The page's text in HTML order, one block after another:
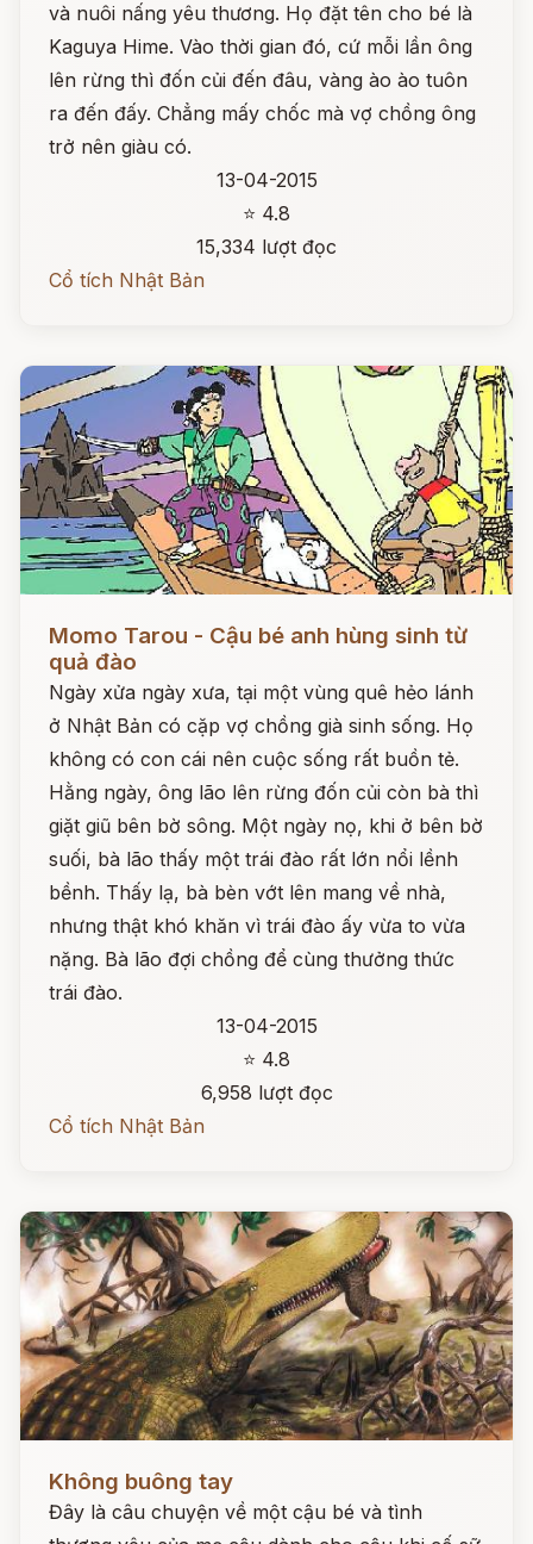
và nuôi nấng yêu thương. Họ đặt tên cho bé là
Kaguya Hime. Vào thời gian đó, cứ mỗi lần ông
lên rừng thì đốn củi đến đâu, vàng ào ào tuôn
ra đến đấy. Chẳng mấy chốc mà vợ chồng ông
trở nên giàu có.
13-04-2015
⭐ 4.8
15,334 lượt đọc
Cổ tích Nhật Bản
Momo Tarou - Cậu bé anh hùng sinh từ
quả đào
Ngày xửa ngày xưa, tại một vùng quê hẻo lánh
ở Nhật Bản có cặp vợ chồng già sinh sống. Họ
không có con cái nên cuộc sống rất buồn tẻ.
Hằng ngày, ông lão lên rừng đốn củi còn bà thì
giặt giũ bên bờ sông. Một ngày nọ, khi ở bên bờ
suối, bà lão thấy một trái đào rất lớn nổi lềnh
bềnh. Thấy lạ, bà bèn vớt lên mang về nhà,
nhưng thật khó khăn vì trái đào ấy vừa to vừa
nặng. Bà lão đợi chồng để cùng thưởng thức
trái đào.
13-04-2015
⭐ 4.8
6,958 lượt đọc
Cổ tích Nhật Bản
Không buông tay
Đây là câu chuyện về một cậu bé và tình